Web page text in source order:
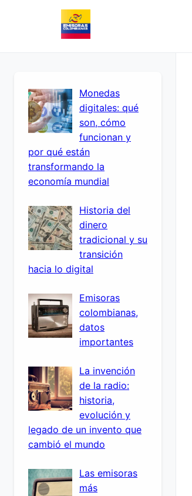
Monedas
digitales: qué
son, cómo
funcionan y
por qué están
transformando la
economía mundial
Historia del
dinero
tradicional y su
transición
hacia lo digital
Emisoras
colombianas,
datos
importantes
La invención
de la radio:
historia,
evolución y
legado de un invento que
cambió el mundo
Las emisoras
más